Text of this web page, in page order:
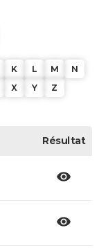
K L M
N
X Y Z
Résultat